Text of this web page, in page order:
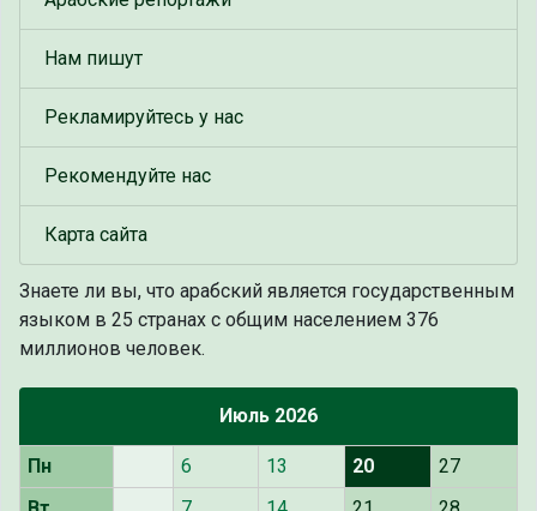
Нам пишут
Рекламируйтесь у нас
Рекомендуйте нас
Карта сайта
Знаете ли вы, что арабский является государственным
языком в 25 странах с общим населением 376
миллионов человек.
Июль 2026
Пн 6 13 20
27